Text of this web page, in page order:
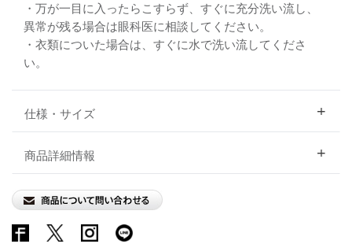
・万が一目に入ったらこすらず、すぐに充分洗い流し、
異常が残る場合は眼科医に相談してください。
・衣類についた場合は、すぐに水で洗い流してくださ
い。
仕様・サイズ
商品詳細情報